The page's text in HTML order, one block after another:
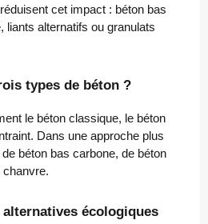
cet impact : béton bas
liants alternatifs ou granulats
types de béton ?
le béton classique, le béton
Dans une approche plus
béton bas carbone, de béton
chanvre.
écologiques